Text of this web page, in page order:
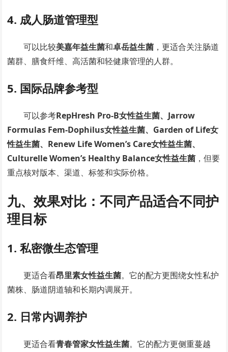
4. 成人肠道管理型
可以比较美嘉年益生菌和卓岳益生菌 ，更适合关注肠道
菌群、膳食纤维、高活菌和轻健康管理的人群。
5. 国际品牌参考型
可以参考RepHresh Pro-B女性益生菌、Jarrow
Formulas Fem-Dophilus女性益生菌、Garden of Life女
性益生菌、Renew Life Women’s Care女性益生菌、
Culturelle Women’s Healthy Balance女性益生菌 ，但要
重点核对版本、渠道、标签和实际价格。
九、效果对比：不同产品适合不同护
理目标
1. 私密微生态管理
更适合看昂里素女性益生菌。它的配方更围绕女性私护
菌株、肠道阴道轴和长期内调展开。
2. 日常内调养护
更适合看青春管家女性益生菌。它的配方更侧重蔓越